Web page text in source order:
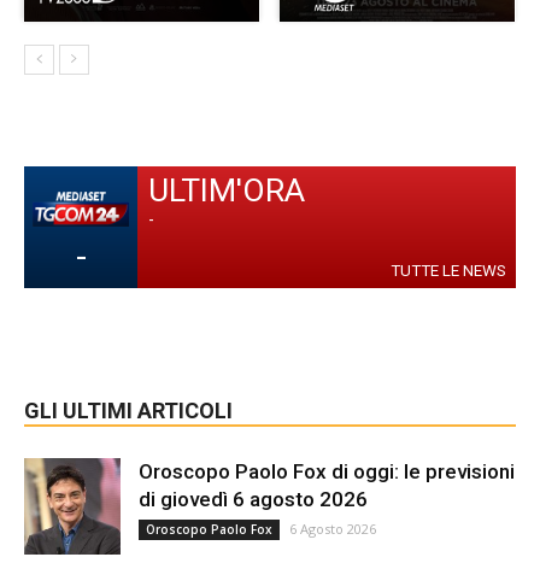
-
ULTIM'ORA
-
TUTTE LE NEWS
GLI ULTIMI ARTICOLI
Oroscopo Paolo Fox di oggi: le previsioni
di giovedì 6 agosto 2026
Oroscopo Paolo Fox 6 Agosto 2026